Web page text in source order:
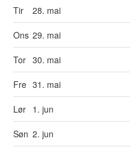
Tir 28. mai
Ons 29. mai
Tor 30. mai
Fre 31. mai
Lør 1. jun
Søn 2. jun